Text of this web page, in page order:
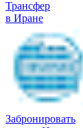
Трансфер
в Иране
Забронировать